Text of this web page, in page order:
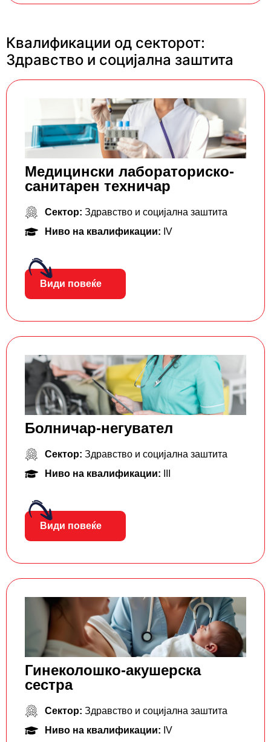
Квалификации од секторот:
Здравство и социјална заштита
Mедицински лабораторискo-
санитарен техничар
Сектор: Здравство и социјална заштита
Ниво на квалификации: IV
Види повеќе
Болничар-негувател
Сектор: Здравство и социјална заштита
Ниво на квалификации:
Види повеќе
Гинеколошко-акушерска
сестра
Сектор: Здравство и социјална заштита
Ниво на квалификации: IV